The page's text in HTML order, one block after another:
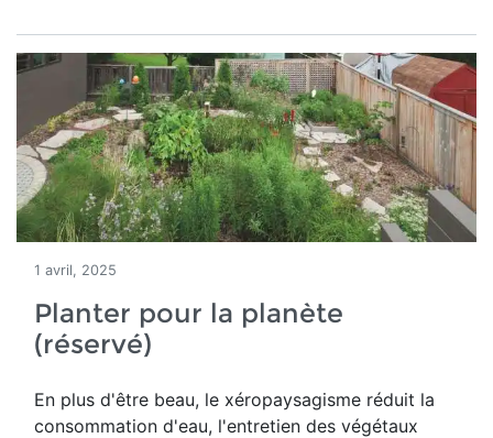
1 avril, 2025
Planter pour la planète
(réservé)
En plus d'être beau, le xéropaysagisme réduit la
consommation d'eau, l'entretien des végétaux